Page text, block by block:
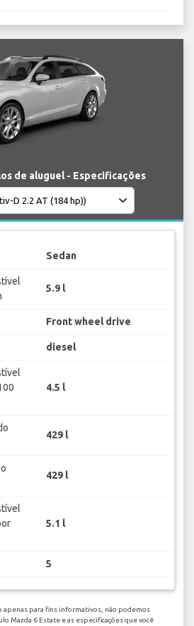
de aluguel - Especificações
Sedan
5.9 l
Front wheel drive
diesel
4.5 l
429 l
429 l
5.1 l
5
apenas para fins informativos, não podemos
Mazda 6 Estate e as especificações que você